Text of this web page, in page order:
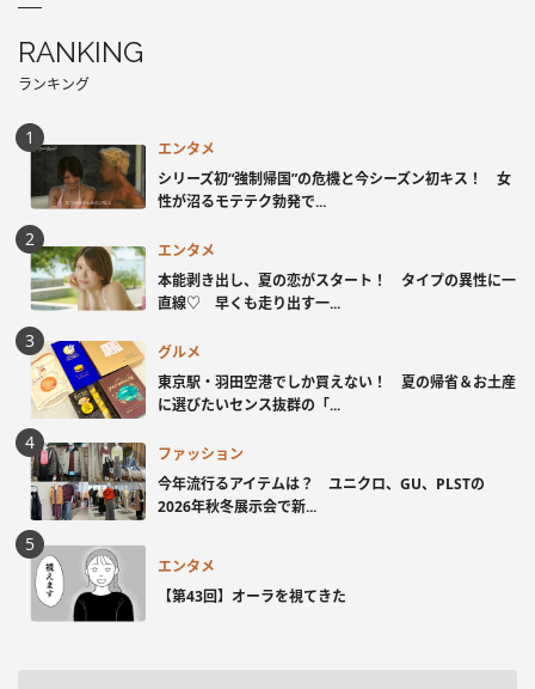
RANKING
ランキング
エンタメ
シリーズ初“強制帰国”の危機と今シーズン初キス！ 女
性が沼るモテテク勃発で...
エンタメ
本能剥き出し、夏の恋がスタート！ タイプの異性に一
直線♡ 早くも走り出す一...
グルメ
東京駅・羽田空港でしか買えない！ 夏の帰省＆お土産
に選びたいセンス抜群の「...
ファッション
今年流行るアイテムは？ ユニクロ、GU、PLSTの
2026年秋冬展示会で新...
エンタメ
【第43回】オーラを視てきた